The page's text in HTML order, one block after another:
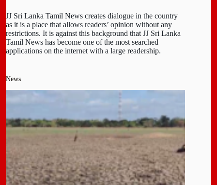
JJ Sri Lanka Tamil News creates dialogue in the country
as it is a place that allows readers’ opinion without any
restrictions. It is against this background that JJ Sri Lanka
Tamil News has become one of the most searched
applications on the internet with a large readership.
News